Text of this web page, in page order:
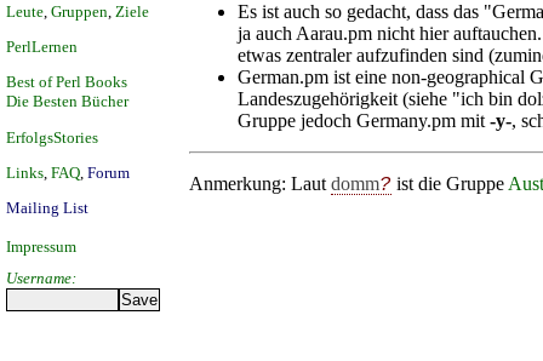
Leute Gruppen Ziele
PerlLernen
Best of Perl Books
Die Besten Bücher
ErfolgsStories
Links FAQ Forum
Mailing List
Impressum
Es ist auch so gedacht, dass das
ja auch Aarau.pm nicht hier
etwas zentraler aufzufinden sind
German.pm ist eine non-geographical
Landeszugehörigkeit (siehe "ich bin
Gruppe jedoch Germany.pm mit-y-,
Anmerkung: Lautdomm ist die Gruppe
Username: